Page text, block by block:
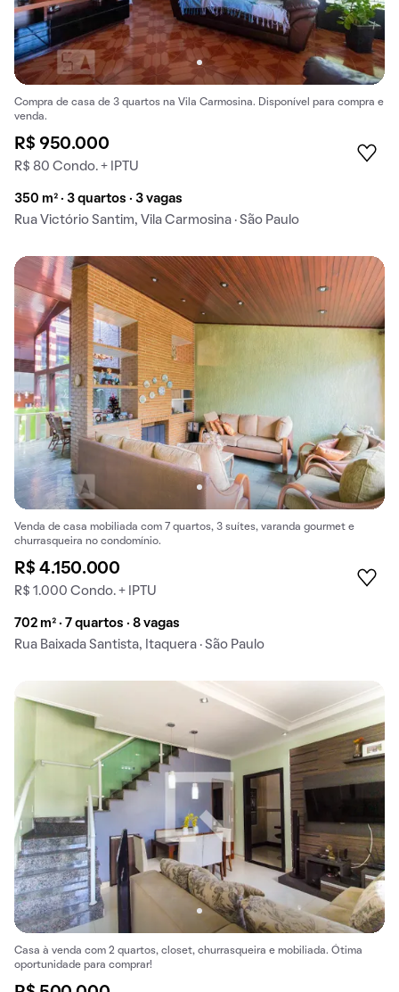
Compra de casa de 3 quartos na Vila Carmosina. Disponível para compra e
venda.
R$ 950.000
R$ 80 Condo. + IPTU
350 m² · 3 quartos · 3 vagas
Rua Victório Santim, Vila Carmosina · São Paulo
Venda de casa mobiliada com 7 quartos, 3 suítes, varanda gourmet e
churrasqueira no condomínio.
R$ 4.150.000
R$ 1.000 Condo. + IPTU
702 m² · 7 quartos · 8 vagas
Rua Baixada Santista, Itaquera · São Paulo
Casa à venda com 2 quartos, closet, churrasqueira e mobiliada. Ótima
oportunidade para comprar!